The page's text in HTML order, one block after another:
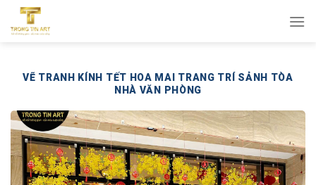
qua
VẼ TRANH KÍNH TẾT HOA MAI TRANG TRÍ SẢNH TÒA
NHÀ VĂN PHÒNG